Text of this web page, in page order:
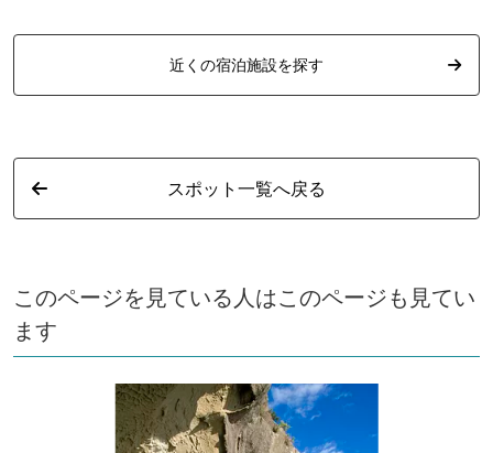
近くの宿泊施設を探す
スポット一覧へ戻る
このページを見ている人はこのページも見てい
ます